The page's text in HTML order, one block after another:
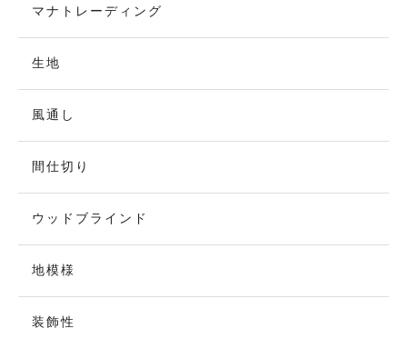
マナトレーディング
生地
風通し
間仕切り
ウッドブラインド
地模様
装飾性